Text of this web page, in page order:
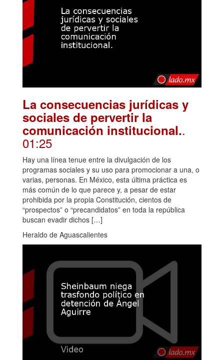
La consecuencias jurídicas y
sociales de pervertir la
comunicación institucional..
01:25
Hay una línea tenue entre la divulgación de los
programas sociales y su uso para promocionar a una, o
varias, personas. En México, esta última práctica es
más común de lo que parece y, a pesar de estar
prohibida por la propia Constitución, cientos de
“prospectos” o “precandidatos” en toda la república
buscan evadir dichos […]
Heraldo de Aguascalientes